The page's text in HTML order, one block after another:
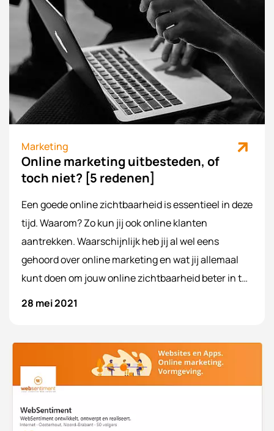
Marketing
Online marketing uitbesteden, of
toch niet? [5 redenen]
Een goede online zichtbaarheid is essentieel in deze
tijd. Waarom? Zo kun jij ook online klanten
aantrekken. Waarschijnlijk heb jij al wel eens
gehoord over online marketing en wat jij allemaal
kunt doen om jouw online zichtbaarheid beter in te
richten voor jouw organisatie. Uiteraard is het nu de
online marketing wilt uitbesteden aan een bureau?
Wij geven 5 redenen waarom jij dit zo snel mogelijk
moet doen!
28 mei 2021